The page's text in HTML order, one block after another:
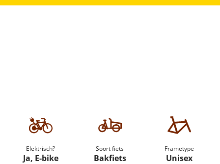
Elektrisch?
Ja, E-bike
Soort fiets
Bakfiets
Frametype
Unisex